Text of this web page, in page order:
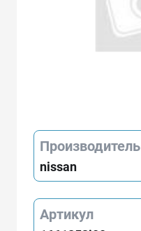
Производитель
nissan
Артикул